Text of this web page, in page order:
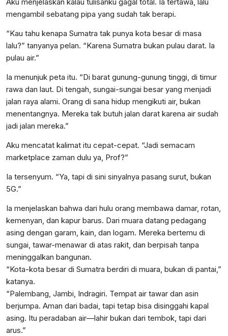
mengambil sebatang pipa yang sudah tak berapi.
“Kau tahu kenapa Sumatra tak punya kota besar di masa
lalu?” tanyanya pelan. “Karena Sumatra bukan pulau darat. Ia
pulau air.”
Ia menunjuk peta itu. “Di barat gunung-gunung tinggi, di timur
rawa dan laut. Di tengah, sungai-sungai besar yang menjadi
jalan raya alami. Orang di sana hidup mengikuti air, bukan
menentangnya. Mereka tak butuh jalan darat karena air sudah
jadi jalan mereka.”
Aku mencatat kalimat itu cepat-cepat. “Jadi semacam
marketplace zaman dulu ya, Prof?”
Ia tersenyum. “Ya, tapi di sini sinyalnya pasang surut, bukan
5G.”
Ia menjelaskan bahwa dari hulu orang membawa damar, rotan,
kemenyan, dan kapur barus. Dari muara datang pedagang
asing dengan garam, kain, dan logam. Mereka bertemu di
sungai, tawar-menawar di atas rakit, dan berpisah tanpa
meninggalkan bangunan.
“Kota-kota besar di Sumatra berdiri di muara, bukan di pantai,”
katanya.
“Palembang, Jambi, Indragiri. Tempat air tawar dan asin
berjumpa. Aman dari badai, tapi tetap bisa disinggahi kapal
asing. Itu peradaban air—lahir bukan dari tembok, tapi dari
arus.”